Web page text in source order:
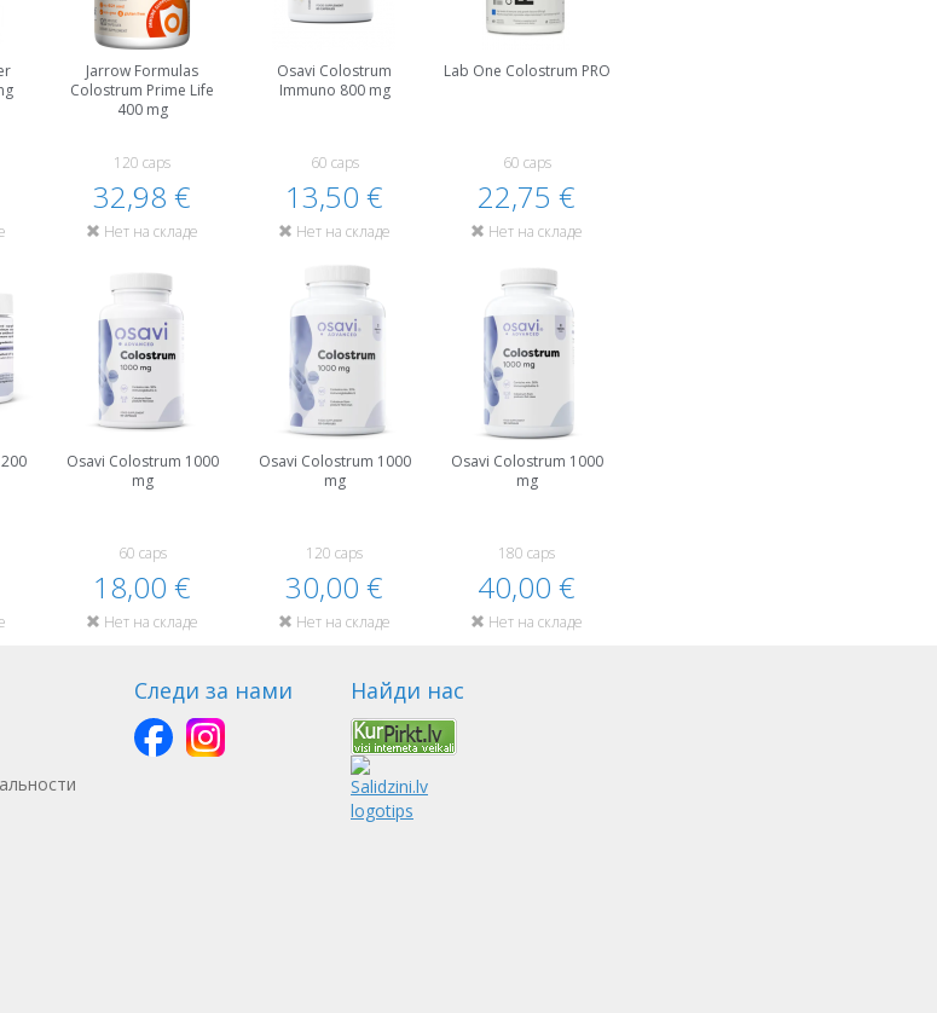
Jarrow Formulas
Colostrum Prime Life
400 mg
120 caps
32,98 €
Нет на складе
Osavi Colostrum
Immuno 800 mg
60 caps
13,50 €
Нет на складе
Lab One Colostrum PRO
60 caps
22,75 €
Нет на складе
Osavi Colostrum 1000
mg
60 caps
18,00 €
Нет на складе
Osavi Colostrum 1000
mg
120 caps
30,00 €
Нет на складе
Osavi Colostrum 1000
mg
180 caps
40,00 €
Нет на складе
Следи за нами Найди нас